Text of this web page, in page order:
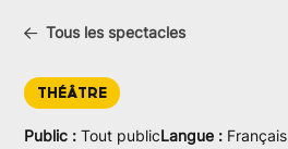
Tous les spectacles
THÉÂTRE
Public :Tout public Langue : Français